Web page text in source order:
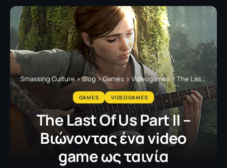
Smassing Culture>Blog>Games >Videogames>The Last Of Us Part II – Bιώνοντας ένα video game ως ταινία
GAMES VIDEOGAMES
The Last Of Us Part II –
Bιώνοντας ένα video
game ως ταινία